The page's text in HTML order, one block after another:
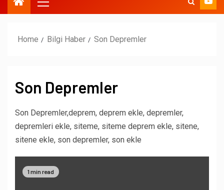
Home Bilgi Haber Son Depremler
Son Depremler
Son Depremler,deprem, deprem ekle, depremler,
depremleri ekle, siteme, siteme deprem ekle, sitene,
sitene ekle, son depremler, son ekle
1 min read